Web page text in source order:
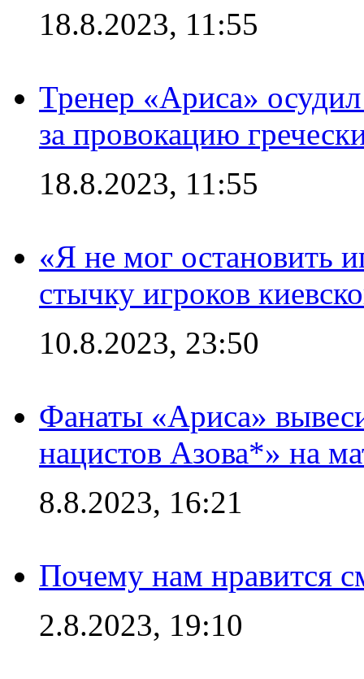
18.8.2023, 11:55
Тренер «Ариса»
за провокацию
18.8.2023, 11:55
«Я не мог остановить
стычку игроков
10.8.2023, 23:50
Фанаты «Ариса»
нацистов Азова*» на
8.8.2023, 16:21
Почему нам нравится
2.8.2023, 19:10